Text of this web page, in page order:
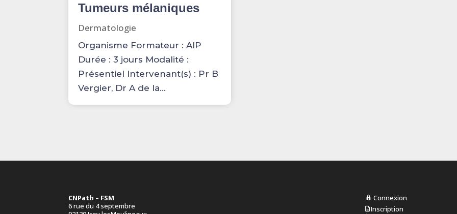
Tumeurs mélaniques
Dermatologie
Organisme Formateur : AIP
Durée : 3 jours Modalité :
Présentiel Intervenant(s) : Pr B
Vergier, Dr A de la...
CNPath – FSM
6 rue du 4 septembre
Connexion
Inscription